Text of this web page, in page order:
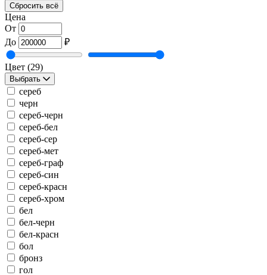
Сбросить всё
Цена
От
До
₽
Цвет (29)
Выбрать
сереб
черн
сереб-черн
сереб-бел
сереб-сер
сереб-мет
сереб-граф
сереб-син
сереб-красн
сереб-хром
бел
бел-черн
бел-красн
бол
бронз
гол